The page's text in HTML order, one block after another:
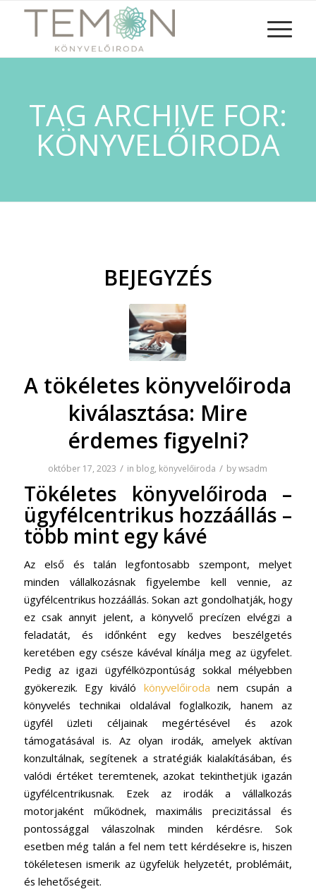
TAG ARCHIVE FOR:
KÖNYVELŐIRODA
BEJEGYZÉS
A tökéletes könyvelőiroda
kiválasztása: Mire
érdemes figyelni?
október 17, 2023 / in blog, könyvelőiroda / bywsadm
Tökéletes könyvelőiroda –
ügyfélcentrikus hozzáállás –
több mint egy kávé
Az első és talán legfontosabb szempont, melyet
minden vállalkozásnak figyelembe kell vennie, az
ügyfélcentrikus hozzáállás. Sokan azt gondolhatják, hogy
ez csak annyit jelent, a könyvelő precízen elvégzi a
feladatát, és időnként egy kedves beszélgetés
keretében egy csésze kávéval kínálja meg az ügyfelet.
Pedig az igazi ügyfélközpontúság sokkal mélyebben
gyökerezik. Egy kiváló könyvelőiroda nem csupán a
könyvelés technikai oldalával foglalkozik, hanem az
ügyfél üzleti céljainak megértésével és azok
támogatásával is. Az olyan irodák, amelyek aktívan
konzultálnak, segítenek a stratégiák kialakításában, és
valódi értéket teremtenek, azokat tekinthetjük igazán
ügyfélcentrikusnak. Ezek az irodák a vállalkozás
motorjaként működnek, maximális precizitással és
pontossággal válaszolnak minden kérdésre. Sok
esetben még talán a fel nem tett kérdésekre is, hiszen
tökéletesen ismerik az ügyfelük helyzetét, problémáit,
és lehetőségeit.